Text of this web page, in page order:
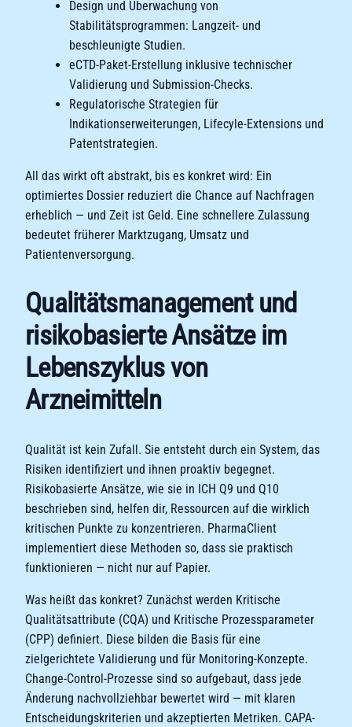
Design und Überwachung von
Stabilitätsprogrammen: Langzeit- und
beschleunigte Studien.
eCTD-Paket-Erstellung inklusive technischer
Validierung und Submission-Checks.
Regulatorische Strategien für
Indikationserweiterungen, Lifecyle-Extensions und
Patentstrategien.
All das wirkt oft abstrakt, bis es konkret wird: Ein
optimiertes Dossier reduziert die Chance auf Nachfragen
erheblich — und Zeit ist Geld. Eine schnellere Zulassung
bedeutet früherer Marktzugang, Umsatz und
Patientenversorgung.
Qualitätsmanagement und
risikobasierte Ansätze im
Lebenszyklus von
Arzneimitteln
Qualität ist kein Zufall. Sie entsteht durch ein System, das
Risiken identifiziert und ihnen proaktiv begegnet.
Risikobasierte Ansätze, wie sie in ICH Q9 und Q10
beschrieben sind, helfen dir, Ressourcen auf die wirklich
kritischen Punkte zu konzentrieren. PharmaClient
implementiert diese Methoden so, dass sie praktisch
funktionieren — nicht nur auf Papier.
Was heißt das konkret? Zunächst werden Kritische
Qualitätsattribute (CQA) und Kritische Prozessparameter
(CPP) definiert. Diese bilden die Basis für eine
zielgerichtete Validierung und für Monitoring-Konzepte.
Change-Control-Prozesse sind so aufgebaut, dass jede
Änderung nachvollziehbar bewertet wird — mit klaren
Entscheidungskriterien und akzeptierten Metriken. CAPA-